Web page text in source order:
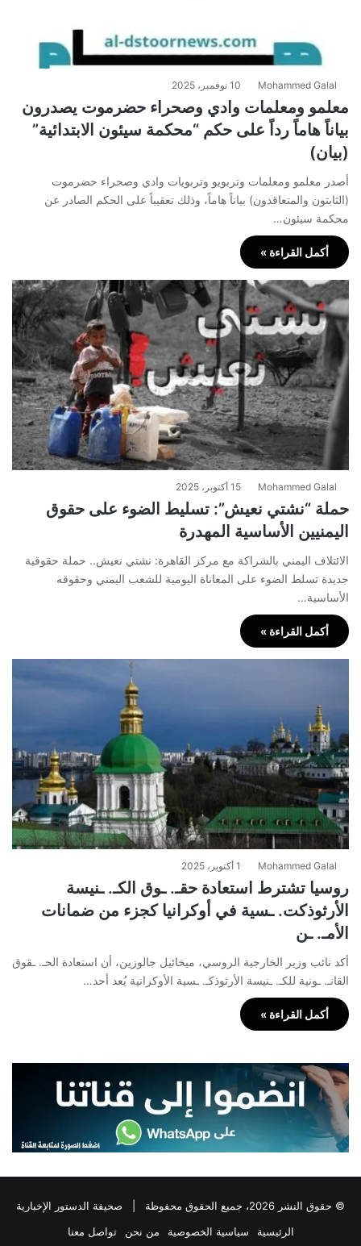
Mohammed Galal 10 نوفمبر، 2025
معلمو ومعلمات وادي وصحراء حضرموت يصدرون
بياناً هاماً رداً على حكم “محكمة سيئون الابتدائية”
(بيان)
أصدر معلمو ومعلمات وتربويو وتربويات وادي وصحراء حضرموت
(الثابتون والمتعاقدون) بياناً هاماً، وذلك تعقيباً على الحكم الصادر عن
محكمة سيئون…
أكمل القراءة »
Mohammed Galal 15 أكتوبر، 2025
حملة “نشتي نعيش”: تسليط الضوء على حقوق
اليمنيين الأساسية المهدرة
الائتلاف اليمني بالشراكة مع مركز القاهرة: نشتي نعيش.. حملة حقوقية
جديدة تسلط الضوء على المعاناة اليومية للشعب اليمني وحقوقه
الأساسية…
أكمل القراءة »
Mohammed Galal 1 أكتوبر، 2025
روسيا تشترط استعادة حقـ. ـوق الكـ. ـنيسة
الأرثوذكت. ـسية في أوكرانيا كجزء من ضمانات
الأمـ. ـن
أكد نائب وزير الخارجية الروسي، ميخائيل جالوزين، أن استعادة الحـ. ـقوق
القانـ. ـونية للكـ. ـنيسة الأرثوذكـ. ـسية الأوكرانية يُعد أحد…
أكمل القراءة »
© حقوق النشر 2026، جميع الحقوق محفوظة |
صحيفة الدستور الإخبارية
الرئيسية
سياسية الخصوصية من نحن تواصل معنا